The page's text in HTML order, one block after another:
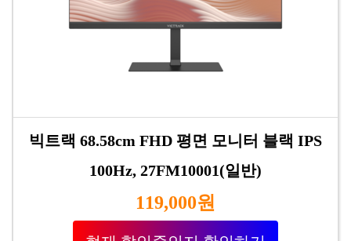
빅트랙 68.58cm FHD 평면 모니터 블랙 IPS
100Hz, 27FM10001(일반)
119,000원